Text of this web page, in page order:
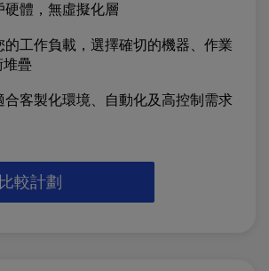
硬體，無虛擬化層
的工作負載，選擇確切的機器、作業
堆疊
合客製化環境、自動化及高控制需求
比較計劃